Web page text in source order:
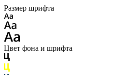
Размер шрифта
Цвет фона и шрифта